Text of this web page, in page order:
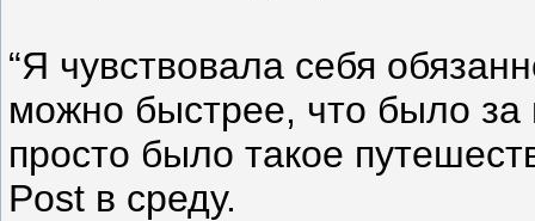
“Я чувствовала себя
можно быстрее, что было
просто было такое
Post в среду.